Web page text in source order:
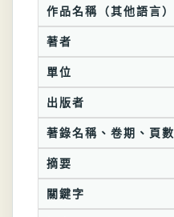
作品名稱（其他語言）
著者
單位
出版者
著錄名稱、卷期、頁數
摘要
關鍵字